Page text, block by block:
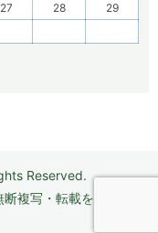
27 28
29
Reserved.
複写・転載を禁じま